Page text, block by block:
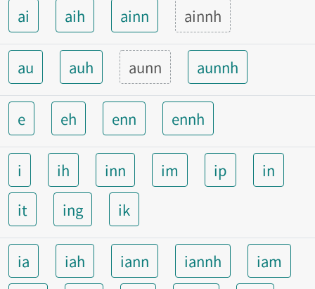
ai aih ainn ainnh
au auh aunn aunnh
e eh enn ennh
i ih inn im ip
in
it
ing ik
ia iah iann iannh
iam